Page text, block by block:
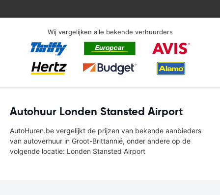
Wij vergelijken alle bekende verhuurders
Autohuur Londen Stansted Airport
AutoHuren.be vergelijkt de prijzen van bekende aanbieders
van autoverhuur in Groot-Brittannië, onder andere op de
volgende locatie: Londen Stansted Airport